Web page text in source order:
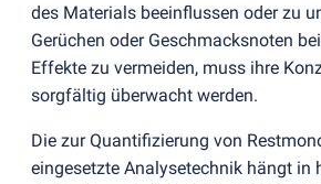
des Materials beeinflussen oder zu
Gerüchen oder Geschmacksnoten
Effekte zu vermeiden, muss ihre
sorgfältig überwacht werden.
Die zur Quantifizierung von
eingesetzte Analysetechnik hängt in